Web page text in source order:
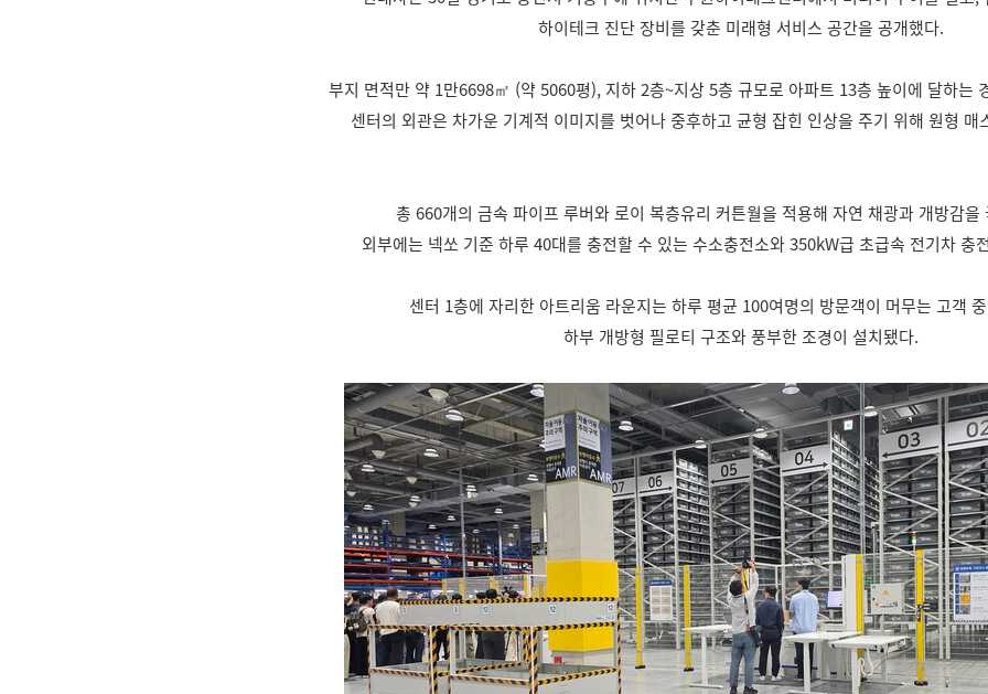
하이테크 진단 장비를 갖춘 미래형 서비스 공간을 공개했다.
부지 면적만 약 1만6698㎡ (약 5060평), 지하 2층~지상 5층 규모로 아파트 13층 높이에 달하는
센터의 외관은 차가운 기계적 이미지를 벗어나 중후하고 균형 잡힌 인상을 주기 위해 원형 매
총 660개의 금속 파이프 루버와 로이 복층유리 커튼월을 적용해 자연 채광과 개방감
외부에는 넥쏘 기준 하루 40대를 충전할 수 있는 수소충전소와 350kW급 초급속 전기차 충
센터 1층에 자리한 아트리움 라운지는 하루 평균 100여명의 방문객이 머무는 고객
하부 개방형 필로티 구조와 풍부한 조경이 설치됐다.